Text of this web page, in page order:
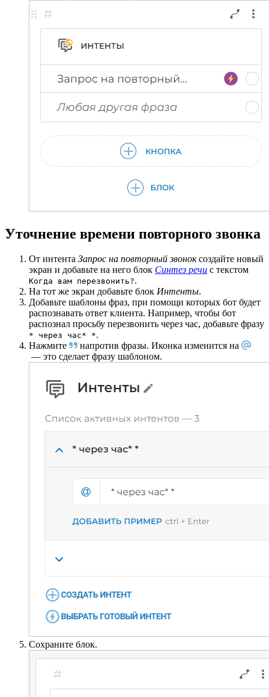
Уточнение времени повторного звонка
От интента Запрос на повторный звоноксоздайте новый
экран и добавьте на него блок Синтез речи с текстом
Когда вам перезвонить?.
На тот же экран добавьте блок Интенты.
Добавьте шаблоны фраз, при помощи которых бот будет
распознавать ответ клиента. Например, чтобы бот
распознал просьбу перезвонить через час, добавьте фразу
* через час* *.
Нажмите
напротив фразы. Иконка изменится на
— это сделает фразу шаблоном.
Сохраните блок.